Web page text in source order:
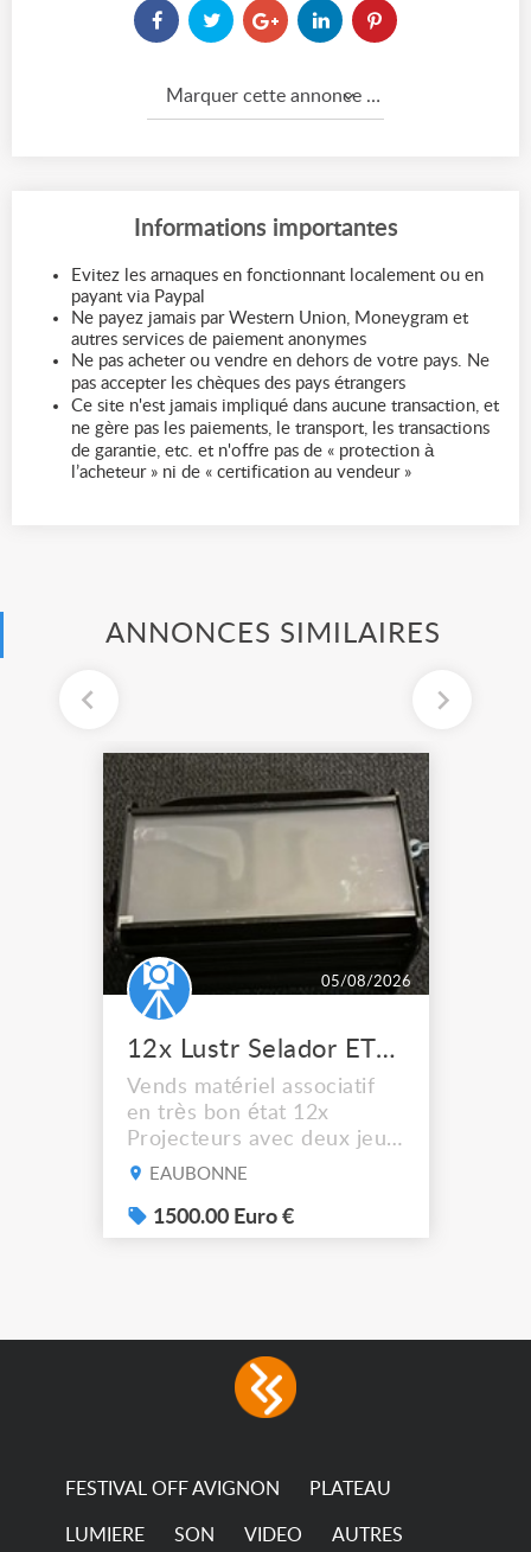
Marquer cette annonce comme...
Informations importantes
Evitez les arnaques en fonctionnant localement ou en
payant via Paypal
Ne payez jamais par Western Union, Moneygram et
autres services de paiement anonymes
Ne pas acheter ou vendre en dehors de votre pays. Ne
pas accepter les chèques des pays étrangers
Ce site n'est jamais impliqué dans aucune transaction, et
ne gère pas les paiements, le transport, les transactions
de garantie, etc. et n'offre pas de « protection à
l’acheteur » ni de « certification au vendeur »
ANNONCES SIMILAIRES
05/08/2026
12x Lustr Selador ETC Led 7x colors filtres
Vends matériel associatif
en très bon état 12x
Projecteurs avec deux jeux
de filtre filtre Lustr Selador
system – seven colour
LEDs providing the
consumption The
permanence of a 50,000-
EAUBONNE
1500.00 Euro €
FESTIVAL OFF AVIGNON PLATEAU
LUMIERE SON VIDEO AUTRES